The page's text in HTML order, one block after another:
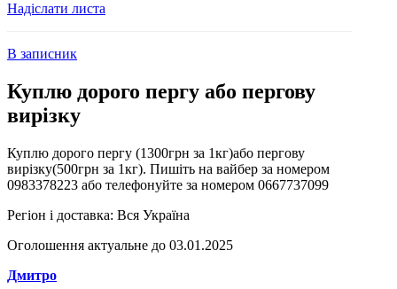
Надіслати листа
В записник
Куплю дорого пергу або пергову
вирізку
Куплю дорого пергу (1300грн за 1кг)або пергову
вирізку(500грн за 1кг). Пишіть на вайбер за номером
0983378223 або телефонуйте за номером 0667737099
Регіон і доставка: Вся Україна
Оголошення актуальне до 03.01.2025
Дмитро